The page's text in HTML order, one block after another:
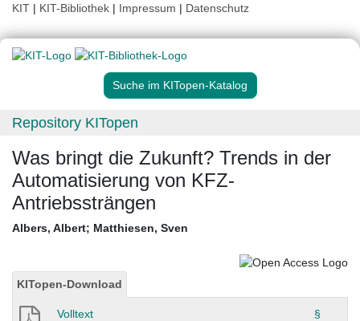
KIT | KIT-Bibliothek | Impressum | Datenschutz
Suche im KITopen-Katalog
Repository KITopen
Was bringt die Zukunft? Trends in der
Automatisierung von KFZ-
Antriebssträngen
Albers, Albert; Matthiesen, Sven
KITopen-Download
Volltext §